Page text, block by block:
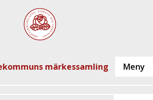
märkessamling